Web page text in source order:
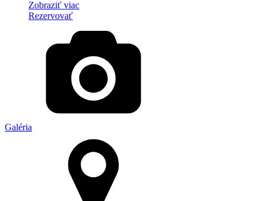
Zobraziť viac
Rezervovať
Galéria